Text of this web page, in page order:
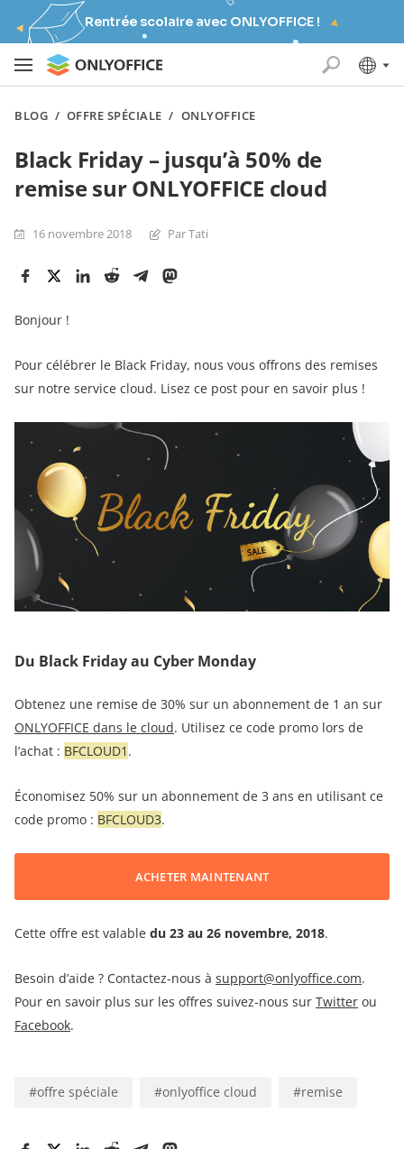
Rentrée scolaire avec ONLYOFFICE !
BLOG / OFFRE SPÉCIALE / ONLYOFFICE
Black Friday – jusqu’à 50% de
remise sur ONLYOFFICE cloud
16 novembre 2018 Par Tati
Bonjour !
Pour célébrer le Black Friday, nous vous offrons des remises
sur notre service cloud. Lisez ce post pour en savoir plus !
Du Black Friday au Cyber Monday
Obtenez une remise de 30% sur un abonnement de 1 an sur
ONLYOFFICE dans le cloud. Utilisez ce code promo lors de
l’achat : BFCLOUD1 .
Économisez 50% sur un abonnement de 3 ans en utilisant ce
code promo : BFCLOUD3.
ACHETER MAINTENANT
Cette offre est valable du 23 au 26 novembre, 2018.
Besoin d’aide ? Contactez-nous à support@onlyoffice.com.
Pour en savoir plus sur les offres suivez-nous sur Twitter ou
Facebook.
#offre spéciale #onlyoffice cloud #remise